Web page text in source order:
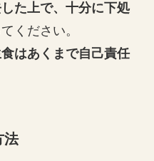
た上で、十分に下処
ください。
はあくまで自己責任
法